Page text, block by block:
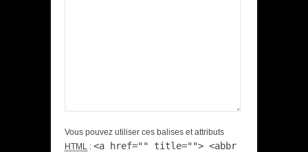
Vous pouvez utiliser ces balises et attributs
HTML
: <a href="" title=""> <abbr